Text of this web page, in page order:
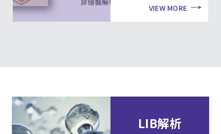
VIEW MORE
LIB解析